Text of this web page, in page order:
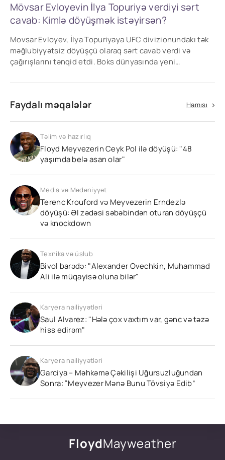
Mövsar Evloyevin İlya Topuriyə verdiyi sərt
cavab: Kimlə döyüşmək istəyirsən?
Movsar Evloyev, İlya Topuriyaya UFC divizionundakı tək
məğlubiyyətsiz döyüşçü olaraq sərt cavab verdi və
çağırışlarını tənqid etdi. Boks dünyasında yeni
Faydalı məqalələr Hamısı
Təlim və hazırlıq
Floyd Meyvezerin Ceyk Pol ilə döyüşü: "48
yaşımda belə asan olar"
Media və Mədəniyyət
Terenс Krouford və Meyvezerin Erndezlə
döyüşü: Əl zədəsi səbəbindən oturan döyüşçü
və knockdown
Texnika və üslub
Bivol barədə: "Alexander Ovechkin, Muhammad
Ali ilə müqayisə oluna bilər"
Karyera nailiyyətləri
Saul Alvarez: "Hələ çox vaxtım var, gənc və təzə
hiss edirəm"
Karyera nailiyyətləri
Garciya – Məhkəmə Çəkilişi Uğursuzluğundan
Sonra: “Meyvezer Mənə Bunu Tövsiyə Edib”
FloydMayweather